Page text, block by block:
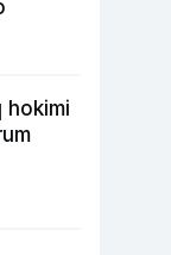
hokimi